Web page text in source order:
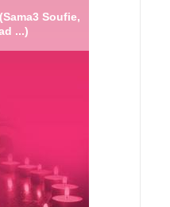
Soufie,
...)